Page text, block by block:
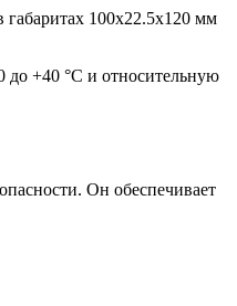
габаритах 100x22.5x120 мм
до +40 °C и относительную
Он обеспечивает